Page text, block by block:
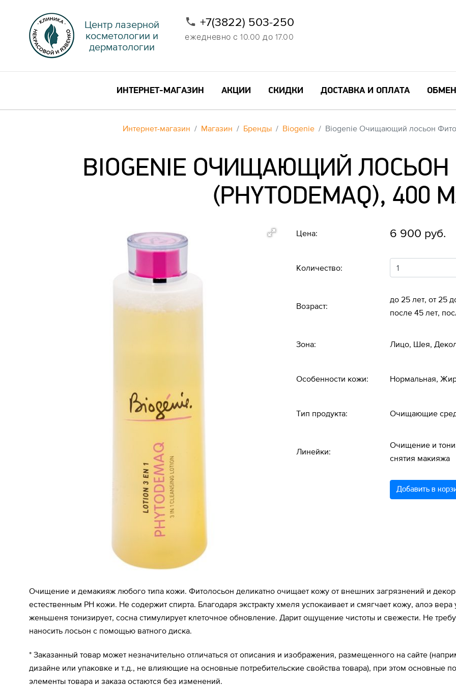
Центр лазерной
косметологии и
дерматологии
+7(3822) 503-250
ежедневно с 10.00 до 17.00
ИНТЕРНЕТ-МАГАЗИН АКЦИИ СКИДКИ ДОСТАВКА И ОПЛАТА
Интернет-магазин Магазин Бренды Biogenie Biogenie Очищающий лосьон
BIOGENIE ОЧИЩАЮЩИЙ
(PHYTODEMAQ), 400
Цена: 6 900 руб.
Количество:
Возраст:
до 25 лет, от 25
после 45 лет,
Зона: Лицо, Шея,
Особенности кожи: Нормальная,
Тип продукта: Очищающие
Линейки:
Очищение и
снятия макияжа
Добавить в
Очищение и демакияж любого типа кожи. Фитолосьон деликатно очищает кожу от внешних загрязнений и
естественным PH кожи. Не содержит спирта. Благодаря экстракту хмеля успокаивает и смягчает кожу, алоэ
женьшеня тонизирует, сосна стимулирует клеточное обновление. Дарит ощущение чистоты и свежести. Не
наносить лосьон с помощью ватного диска.
* Заказанный товар может незначительно отличаться от описания и изображения, размещенного на сайте
дизайне или упаковке и т.д., не влияющие на основные потребительские свойства товара), при этом основные
элементы товара и заказа остаются без изменений.